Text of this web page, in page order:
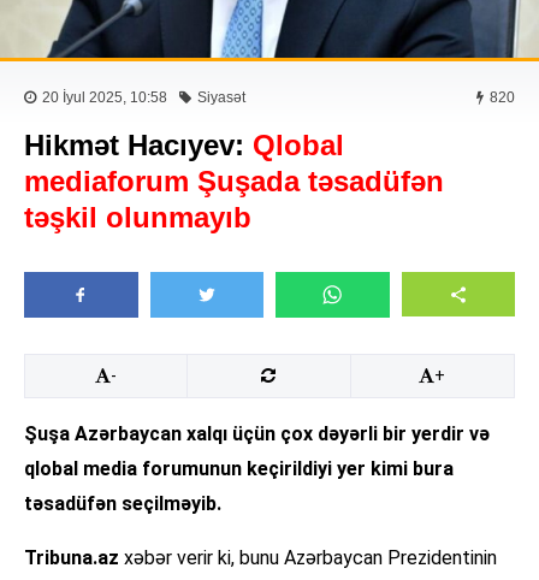
20 İyul 2025, 10:58 Siyasət 820
Hikmət Hacıyev: Qlobal
mediaforum Şuşada təsadüfən
təşkil olunmayıb
- +
Şuşa Azərbaycan xalqı üçün çox dəyərli bir yerdir və
qlobal media forumunun keçirildiyi yer kimi bura
təsadüfən seçilməyib.
Tribuna.az xəbər verir ki, bunu Azərbaycan Prezidentinin